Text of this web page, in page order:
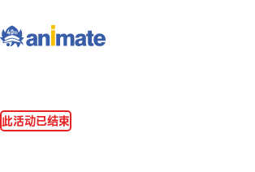
此活动已结束